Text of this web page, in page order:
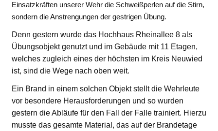
Einsatzkräften unserer Wehr die Schweißperlen auf die Stirn,
sondern die Anstrengungen der gestrigen Übung.
Denn gestern wurde das Hochhaus Rheinallee 8 als
Übungsobjekt genutzt und im Gebäude mit 11 Etagen,
welches zugleich eines der höchsten im Kreis Neuwied
ist, sind die Wege nach oben weit.
Ein Brand in einem solchen Objekt stellt die Wehrleute
vor besondere Herausforderungen und so wurden
gestern die Abläufe für den Fall der Falle trainiert. Hierzu
musste das gesamte Material, das auf der Brandetage